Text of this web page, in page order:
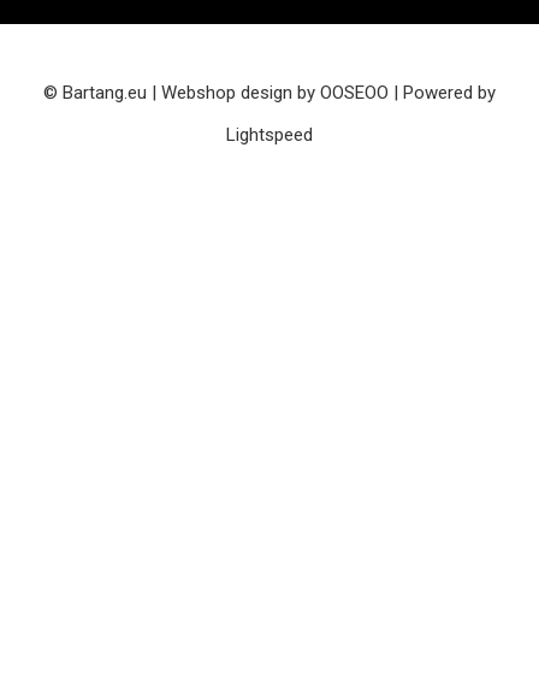
© Bartang.eu | Webshop design by OOSEOO | Powered by
Lightspeed